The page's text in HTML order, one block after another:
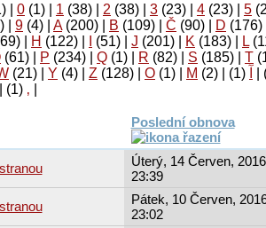
0 (1) 1 (38) 2 (38) 3 (23) 4 (23) 5
9 (4) A(200) B (109) Č (90) D (176)
H (122) (51) J (201) K (183) L
(61) P (234) Q (1) R (82) S (185) T
(21) Y (4) Z (128) Ο (1) М (2)
(1)
‚
(1)
Poslední obnova
Úterý, 14 Červen,
23:39
Pátek, 10 Červen,
23:02